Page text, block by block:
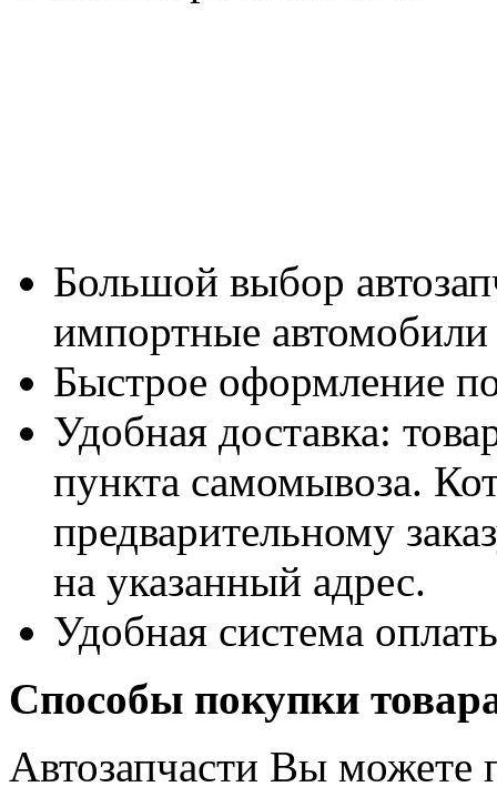
Большой выбор
импортные автомобили
Быстрое оформление
Удобная доставка:
пункта самомывоза.
предварительному
на указанный адрес.
Удобная система
Способы покупки
Автозапчасти Вы можете